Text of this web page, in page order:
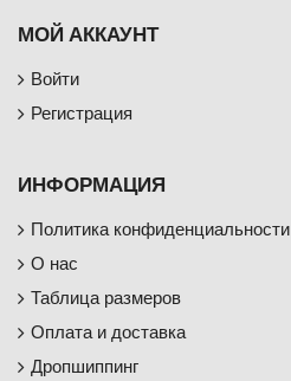
МОЙ АККАУНТ
Войти
Регистрация
ИНФОРМАЦИЯ
Политика конфиденциальности
О нас
Таблица размеров
Оплата и доставка
Дропшиппинг